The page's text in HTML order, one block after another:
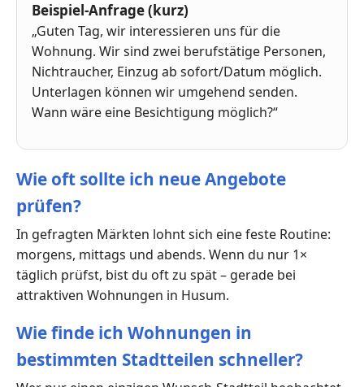
Beispiel-Anfrage (kurz)
„Guten Tag, wir interessieren uns für die
Wohnung. Wir sind zwei berufstätige Personen,
Nichtraucher, Einzug ab sofort/Datum möglich.
Unterlagen können wir umgehend senden.
Wann wäre eine Besichtigung möglich?“
Wie oft sollte ich neue Angebote
prüfen?
In gefragten Märkten lohnt sich eine feste Routine:
morgens, mittags und abends. Wenn du nur 1×
täglich prüfst, bist du oft zu spät – gerade bei
attraktiven Wohnungen in Husum.
Wie finde ich Wohnungen in
bestimmten Stadtteilen schneller?